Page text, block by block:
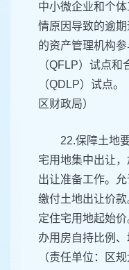
中小微企业和个
情原因导致的逾
的资产管理机构
（QFLP）试点和
（QDLP）试点
区财政局）
22.保障土地
宅用地集中出让
出让准备工作。
缴付土地出让价
定住宅用地起始
办用房自持比例、
（责任单位：区